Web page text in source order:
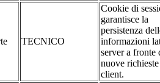
TECNICO
Cookie di
garantisce la
persistenza
informazioni
server a fronte
nuove
client.